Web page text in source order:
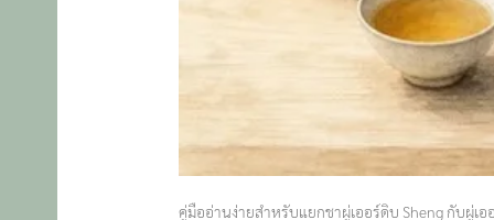
คู่มืออ่านง่ายสำหรับแยกชาผู่เออร์ดิบ Sheng กับผู่เอ